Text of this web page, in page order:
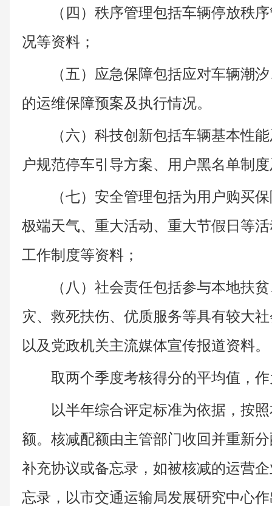
（四）秩序管理包括车辆停放秩
况等资料；
（五）应急保障包括应对车辆潮
的运维保障预案及执行情况。
（六）科技创新包括车辆基本性
户规范停车引导方案、用户黑名单制
（七）安全管理包括为用户购买
极端天气、重大活动、重大节假日等
工作制度等资料；
（八）社会责任包括参与本地扶
灾、救死扶伤、优质服务等具有较大
以及党政机关主流媒体宣传报道资料。
取两个季度考核得分的平均值，
以半年综合评定标准为依据，按
额。核减配额由主管部门收回并重新
补充协议或备忘录，如被核减的运营
忘录，以市交通运输局发展研究中心